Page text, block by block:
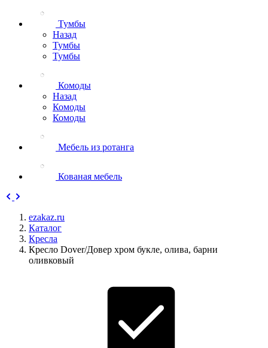
Тумбы
Назад
Тумбы
Тумбы
Комоды
Назад
Комоды
Комоды
Мебель из ротанга
Кованая мебель
ezakaz.ru
Каталог
Кресла
Кресло Dover/Довер хром букле, олива, барни
оливковый